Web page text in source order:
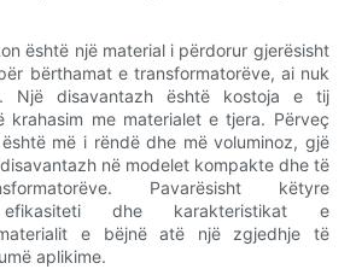
është një material i përdorur gjerësisht
bërthamat e transformatorëve, ai nuk
Një disavantazh është kostoja e tij
krahasim me materialet e tjera. Përveç
më i rëndë dhe më voluminoz, gjë
në modelet kompakte dhe të
Pavarësisht këtyre
efikasiteti dhe karakteristikat e
e bëjnë atë një zgjedhje të
aplikime.